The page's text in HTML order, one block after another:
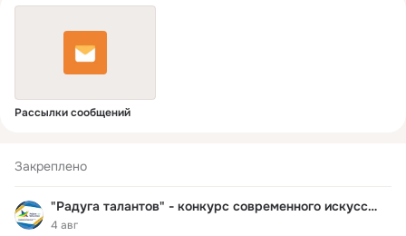
Рассылки сообщений
Закреплено
"Радуга талантов" - конкурс современного искусства
4 авг